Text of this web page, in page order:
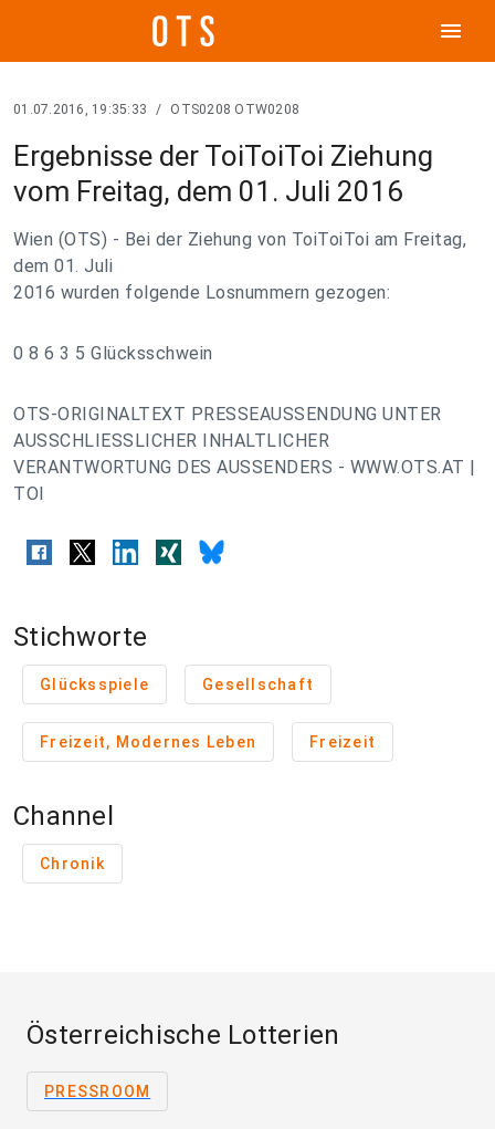
menu
01.07.2016, 19:35:33 / OTS0208 OTW0208
Ergebnisse der ToiToiToi Ziehung
vom Freitag, dem 01. Juli 2016
Wien (OTS) - Bei der Ziehung von ToiToiToi am Freitag,
dem 01. Juli
2016 wurden folgende Losnummern gezogen:
0 8 6 3 5 Glücksschwein
OTS-ORIGINALTEXT PRESSEAUSSENDUNG UNTER
AUSSCHLIESSLICHER INHALTLICHER
VERANTWORTUNG DES AUSSENDERS - WWW.OTS.AT |
TOI
Stichworte
Glücksspiele Gesellschaft
Freizeit, Modernes Leben Freizeit
Channel
Chronik
Österreichische Lotterien
PRESSROOM